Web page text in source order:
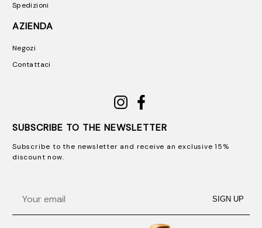
Spedizioni
AZIENDA
Negozi
Contattaci
SUBSCRIBE TO THE NEWSLETTER
Subscribe to the newsletter and receive an exclusive 15%
discount now.
SIGN UP